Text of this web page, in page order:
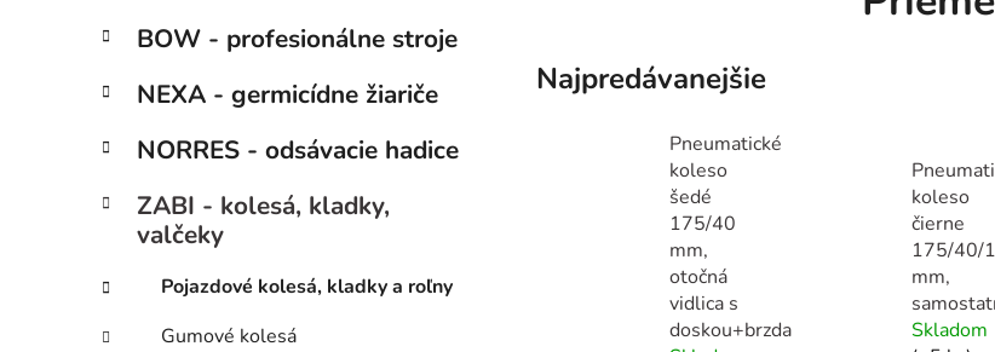
č
ý
a
n
e
e
ó
i
BOW - profesionálne stroje
NEXA - germicídne žiariče
NORRES - odsávacie hadice
ZABI - kolesá, kladky,
valčeky
Pojazdové kolesá, kladky a roľny
Gumové kolesá
Najpredávanejšie
Pneumatické
koleso
šedé
175/40
mm,
otočná
vidlica s
doskou+brzda
koleso
čierne
175/40/
mm,
Skladom